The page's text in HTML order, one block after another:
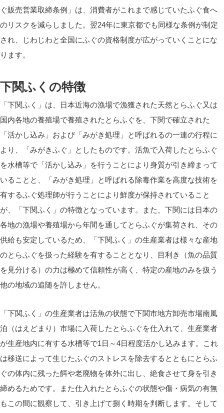
ぐ販売営業取締条例」は、消費者がこれまで感じていたふぐ食へ
のリスクを減らしました。翌24年に東京都でも同様な条例が制定
され、じわじわと全国にふぐの資格制度が広がっていくことにな
ります。
下関ふくの特徴
「下関ふく」は、日本近海の漁場で漁獲された天然とらふぐ又は
国内各地の養殖場で養殖されたとらふぐを、下関で確立された
「活かし込み」および「みがき処理」と呼ばれるの一連の行程に
より、「みがきふぐ」としたものです。活魚で入荷したとらふぐ
を水槽等で「活かし込み」を行うことにより身質が引き締まって
いることと、「みがき処理」と呼ばれる除毒作業を高度な技術を
有するふぐ処理師が行うことにより鮮度が保持されていること
が、「下関ふく」の特徴となっています。また、下関には日本の
各地の漁場や養殖場から年間を通してとらふぐが集荷され、その
供給も安定しているため、「下関ふく」の生産業者は様々な産地
のとらふぐを扱った経験を有することとなり、目利き（魚の品質
を見分ける）の力は極めて信頼性が高く、特定の産地のみを扱う
他の地域の追随を許しません。
「下関ふく」の生産業者は活魚の状態で下関市地方卸売市場南風
泊（はえどまり）市場に入荷したとらふぐを仕入れて、生産業者
が生産地内に有する水槽等で1日～4日程度活かし込みます。これ
は移送によって生じたふぐのストレスを除去するとともにとらふ
ぐの体内に残った餌や老廃物を体外に出し、絶食させて身を引き
締めるためです。また仕入れたとらふぐの状態や傷・病気の有無
もこの間に観察して、引き上げて捌く時期を判断します。そして